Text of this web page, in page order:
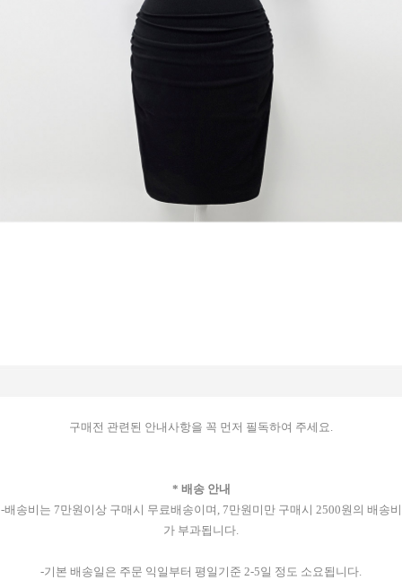
구매전 관련된 안내사항을 꼭 먼저 필독하여 주세요.
* 배송 안내
-배송비는 7만원이상 구매시 무료배송이며, 7만원미만 구매시 2500원의 배송비
가 부과됩니다.
-기본 배송일은 주문 익일부터 평일기준 2-5일 정도 소요됩니다.